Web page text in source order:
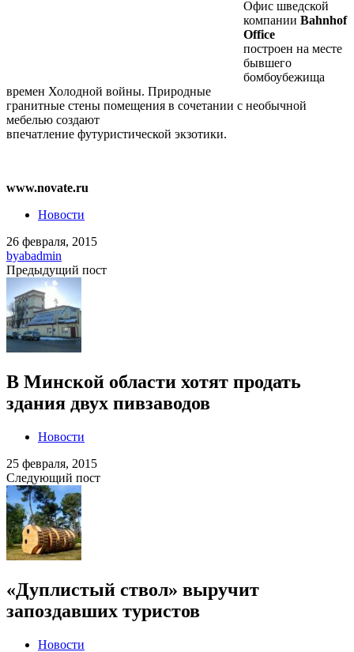
Офис шведской
компании Bahnhof
Office
построен на месте
бывшего
бомбоубежища
времен Холодной войны. Природные
гранитные стены помещения в сочетании с необычной
мебелью создают
впечатление футуристической экзотики.
www.novate.ru
Новости
26 февраля, 2015
byabadmin
Предыдущий пост
В Минской области хотят продать
здания двух пивзаводов
Новости
25 февраля, 2015
Следующий пост
«Дуплистый ствол» выручит
запоздавших туристов
Новости